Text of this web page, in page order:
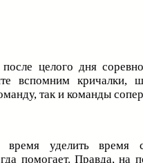
целого дня
вспомним кричалки,
так и команды
время уделить время
помогает. Правда, на